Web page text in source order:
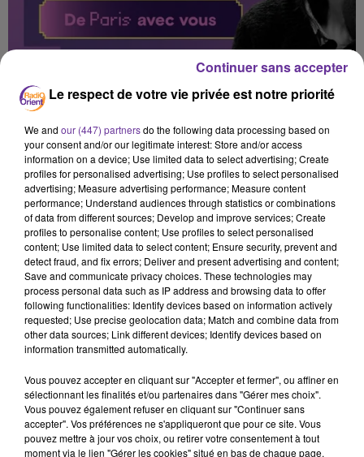
Santé Société De Paris avec vous
11 juin 2026 - 21 min 36 sec
EXAMENS: COMMENT TRANSFORMER LE STRESS
EN ALLIÉ? CONSEILS D’UNE PSYCHOLOGUE
POUR APAISER LA FAMILLE
Par Zouhour Zaazaa
EN FAMILLE
En période d’examens, les émotions sont à fleur de peau.
Stress, fatigue, pression des résultats, peur de
décevoir… les élèves ne sont pas les seuls à ressentir
cette tension : les parents aussi se retrouvent souvent
Le respect de votre vie privée est notre priorité
We and our (447) partnersdo the following data processing based on
your consent and/or our legitimate interest: Store and/or access
information on a device; Use limited data to select advertising; Create
profiles for personalised advertising; Use profiles to select personalised
advertising; Measure advertising performance; Measure content
performance; Understand audiences through statistics or combinations
of data from different sources; Develop and improve services; Create
profiles to personalise content; Use profiles to select personalised
content; Use limited data to select content; Ensure security, prevent and
detect fraud, and fix errors; Deliver and present advertising and content;
Save and communicate privacy choices. These technologies may
process personal data such as IP address and browsing data to offer
following functionalities: Identify devices based on information actively
requested; Use precise geolocation data; Match and combine data from
other data sources; Link different devices; Identify devices based on
information transmitted automatically.
Vous pouvez accepter en cliquant sur "Accepter et fermer", ou affiner en
sélectionnant les finalités et/ou partenaires dans "Gérer mes choix".
Vous pouvez également refuser en cliquant sur "Continuer sans
accepter". Vos préférences ne s'appliqueront que pour ce site. Vous
pouvez mettre à jour vos choix, ou retirer votre consentement à tout
moment via le lien "Gérer les cookies" situé en bas de chaque page.
Continuer sans accepter